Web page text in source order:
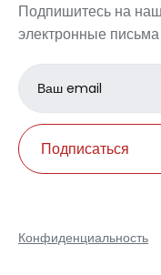
Подпишитесь на
электронные
Email
address
Подписаться
Конфиденциальность